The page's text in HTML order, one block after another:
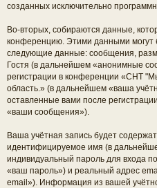
созданных исключительно
Во-вторых, собираются данные,
конференцию. Этими данными могут
следующие данные: сообщения,
Гостя (в дальнейшем «анонимные
регистрации в конференции «СНТ
область.» (в дальнейшем «ваша
оставленные вами после
«ваши сообщения»).
Ваша учётная запись будет
идентифицируемое имя (в
индивидуальный пароль для входа
«ваш пароль») и реальный адрес
email»). Информация из вашей